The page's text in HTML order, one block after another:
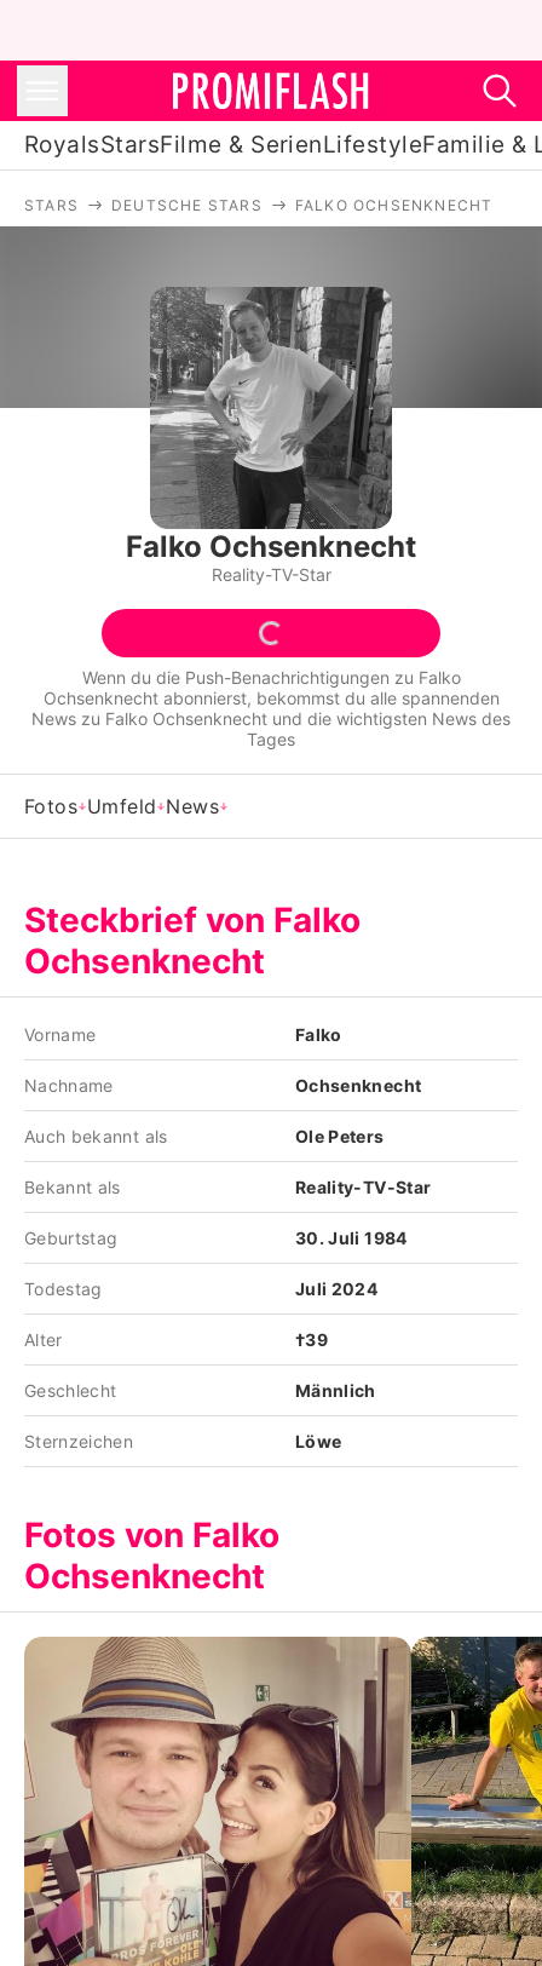
RoyalsStarsFilme & SerienLifestyleFamilie &
Filme & Serien
Lifestyle
Familie & Liebe
Promiflash Exklusiv
Alle Themen auf Promiflash
Jobs
App runterladen
Team
Impressum
Nutzungsbedingungen
Utiq verwalten
STARS DEUTSCHE STARS FALKO OCHSENKNECHT
Falko Ochsenknecht
Reality-TV-Star
Wenn du die Push-Benachrichtigungen zu Falko
Ochsenknechtabonnierst, bekommst du alle spannenden
News zu Falko Ochsenknecht und die wichtigsten News des
Tages
Fotos Umfeld News
Steckbrief von Falko
Ochsenknecht
Vorname Falko
Nachname Ochsenknecht
Auch bekannt als Ole Peters
Bekannt als Reality-TV-Star
Geburtstag 30. Juli 1984
Todestag Juli 2024
Alter †39
Geschlecht Männlich
Sternzeichen Löwe
Fotos von Falko
Ochsenknecht